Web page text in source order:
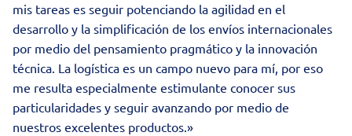
mis tareas es seguir potenciando la agilidad en el
desarrollo y la simplificación de los envíos internacionales
por medio del pensamiento pragmático y la innovación
técnica. La logística es un campo nuevo para mí, por eso
me resulta especialmente estimulante conocer sus
particularidades y seguir avanzando por medio de
nuestros excelentes productos.»